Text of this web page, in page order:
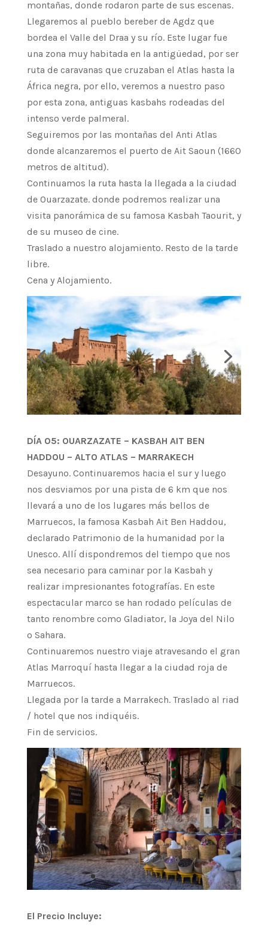
montañas, donde rodaron parte de sus escenas.
Llegaremos al pueblo bereber de Agdz que
bordea el Valle del Draa y su río. Este lugar fue
una zona muy habitada en la antigüedad, por ser
ruta de caravanas que cruzaban el Atlas hasta la
África negra, por ello, veremos a nuestro paso
por esta zona, antiguas kasbahs rodeadas del
intenso verde palmeral.
Seguiremos por las montañas del Anti Atlas
donde alcanzaremos el puerto de Ait Saoun (1660
metros de altitud).
Continuamos la ruta hasta la llegada a la ciudad
de Ouarzazate. donde podremos realizar una
visita panorámica de su famosa Kasbah Taourit, y
de su museo de cine.
Traslado a nuestro alojamiento. Resto de la tarde
libre.
Cena y Alojamiento.
DÍA 05: OUARZAZATE – KASBAH AIT BEN
HADDOU – ALTO ATLAS – MARRAKECH
Desayuno. Continuaremos hacia el sur y luego
nos desviamos por una pista de 6 km que nos
llevará a uno de los lugares más bellos de
Marruecos, la famosa Kasbah Ait Ben Haddou,
declarado Patrimonio de la humanidad por la
Unesco. Allí dispondremos del tiempo que nos
sea necesario para caminar por la Kasbah y
realizar impresionantes fotografías. En este
espectacular marco se han rodado películas de
tanto renombre como Gladiator, la Joya del Nilo
o Sahara.
Continuaremos nuestro viaje atravesando el gran
Atlas Marroquí hasta llegar a la ciudad roja de
Marruecos.
Llegada por la tarde a Marrakech. Traslado al riad
/ hotel que nos indiquéis.
Fin de servicios.
El Precio Incluye: